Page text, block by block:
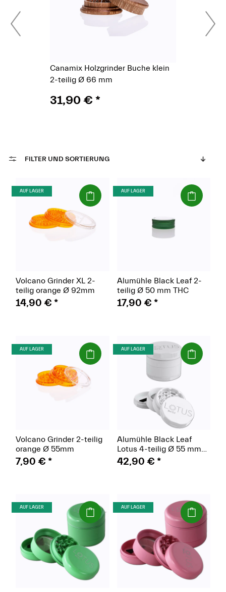
Canamix Holzgrinder Buche klein
2-teilig Ø 66 mm
31,90 €*
FILTER UND SORTIERUNG
AUF LAGER (Paket)
Volcano Grinder XL 2-
teilig orange Ø 92mm
14,90 € *
AUF LAGER (Paket)
Alumühle Black Leaf 2-
teilig Ø 50 mm THC
17,90 € *
AUF LAGER (Paket)
Volcano Grinder 2-teilig
orange Ø 55mm
7,90 € *
AUF LAGER (Paket)
Alumühle Black Leaf
Lotus 4-teilig Ø 55 mm
weiß
42,90 € *
AUF LAGER (Paket) AUF LAGER (Paket)